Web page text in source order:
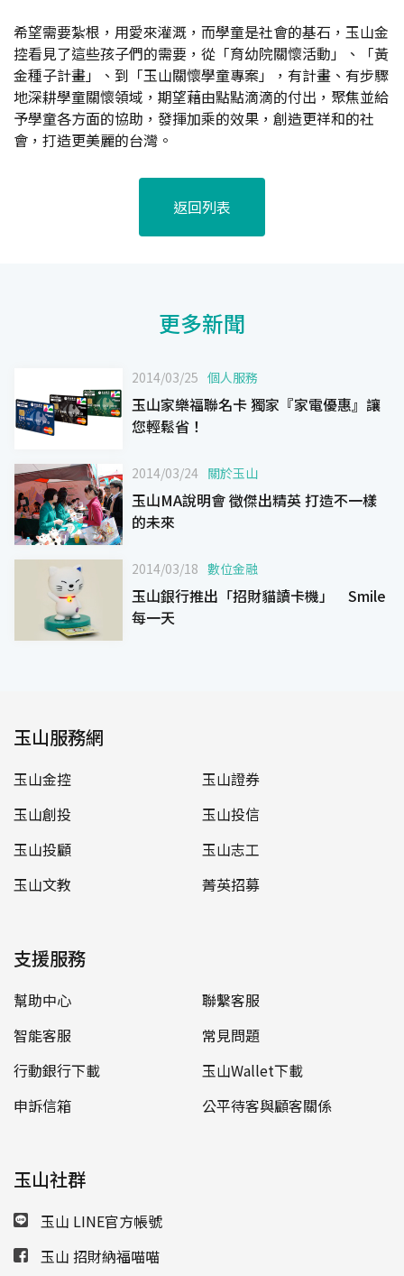
希望需要紮根，用愛來灌溉，而學童是社會的基石，玉山金
控看見了這些孩子們的需要，從「育幼院關懷活動」、「黃
金種子計畫」、到「玉山關懷學童專案」，有計畫、有步驟
地深耕學童關懷領域，期望藉由點點滴滴的付出，聚焦並給
予學童各方面的協助，發揮加乘的效果，創造更祥和的社
會，打造更美麗的台灣。
返回列表
更多新聞
2014/03/25 個人服務
玉山家樂福聯名卡 獨家『家電優惠』讓
您輕鬆省！
2014/03/24 關於玉山
玉山MA說明會 徵傑出精英 打造不一樣
的未來
2014/03/18 數位金融
玉山銀行推出「招財貓讀卡機」 Smile
每一天
玉山服務網
玉山金控
玉山證券
玉山創投
玉山投信
玉山投顧
玉山志工
玉山文教
菁英招募
支援服務
幫助中心
聯繫客服
智能客服
常見問題
行動銀行下載
玉山Wallet下載
申訴信箱
公平待客與顧客關係
玉山社群
玉山 LINE官方帳號
玉山 招財納福喵喵